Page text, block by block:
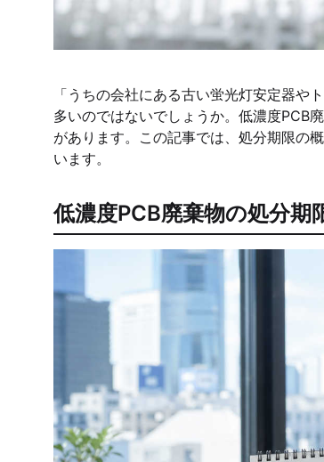
「うちの会社にある古い蛍光灯安定器や
多いのではないでしょうか。低濃度PCB
があります。この記事では、処分期限の
います。
低濃度PCB廃棄物の処分